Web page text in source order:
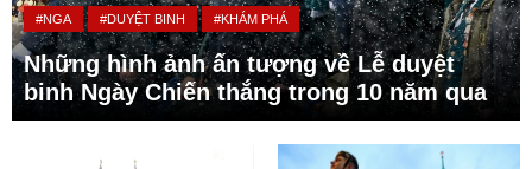
#NGA #DUYỆT BINH #KHÁM PHÁ
Những hình ảnh ấn tượng về Lễ duyệt
binh Ngày Chiến thắng trong 10 năm qua